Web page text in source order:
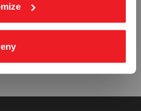
REMOTE CONTROLS FOR CLOSING
DEVICES FOR VENTILATION INLET
OR OUTLET CARGO -
ETTERLYSENDE PVC SKILT